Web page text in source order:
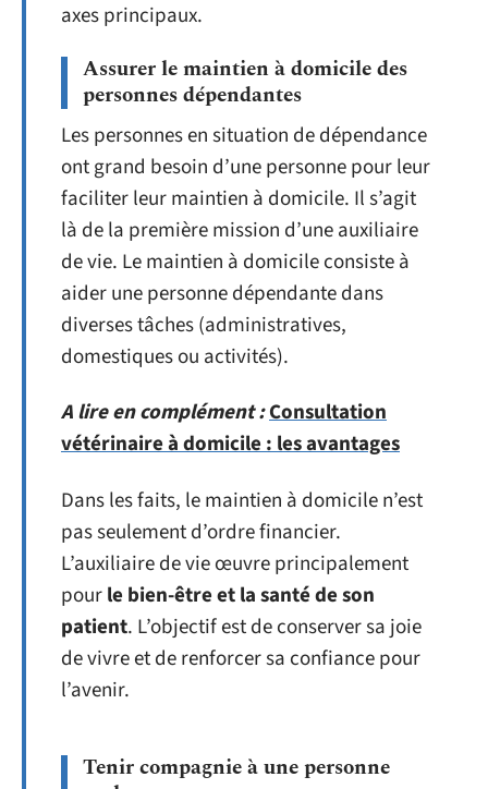
axes principaux.
Assurer le maintien à domicile des
personnes dépendantes
Les personnes en situation de dépendance
ont grand besoin d’une personne pour leur
faciliter leur maintien à domicile. Il s’agit
là de la première mission d’une auxiliaire
de vie. Le maintien à domicile consiste à
aider une personne dépendante dans
diverses tâches (administratives,
domestiques ou activités).
A lire en complément :Consultation
vétérinaire à domicile : les avantages
Dans les faits, le maintien à domicile n’est
pas seulement d’ordre financier.
L’auxiliaire de vie œuvre principalement
pourle bien-être et la santé de son
patient. L’objectif est de conserver sa joie
de vivre et de renforcer sa confiance pour
l’avenir.
Tenir compagnie à une personne